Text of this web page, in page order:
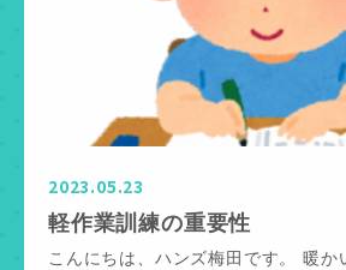
2023.05.23
軽作業訓練の重要性
こんにちは、ハンズ梅田です。 暖か